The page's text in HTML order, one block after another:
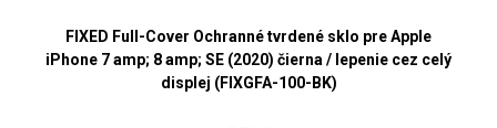
FIXED Full-Cover Ochranné tvrdené sklo pre Apple
iPhone 7 amp; 8 amp; SE (2020) čierna / lepenie cez celý
displej (FIXGFA-100-BK)